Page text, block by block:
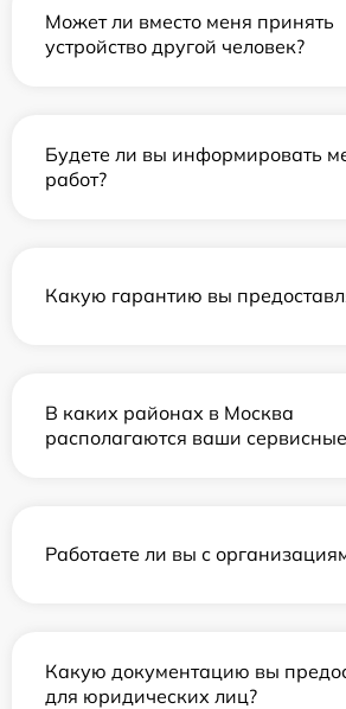
Может ли вместо меня принять
устройство другой человек?
Будете ли вы информировать
работ?
Какую гарантию вы
В каких районах в Москва
располагаются ваши
Работаете ли вы с
Какую документацию вы
для юридических лиц?